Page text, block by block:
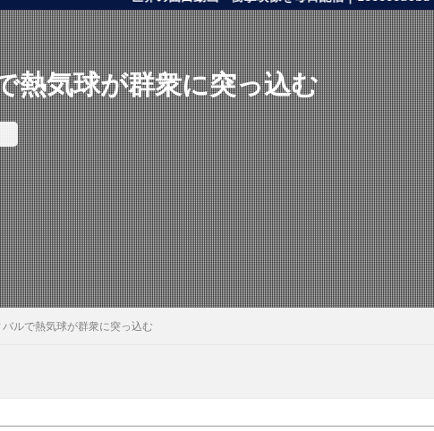
熱気球が群衆に突っ込む
ルで熱気球が群衆に突っ込む